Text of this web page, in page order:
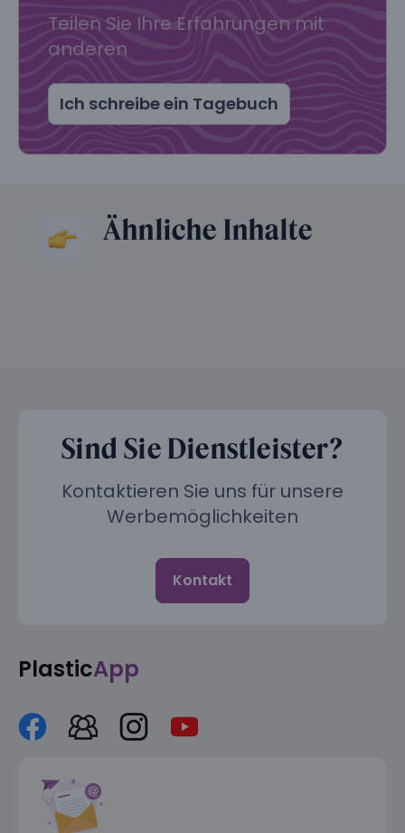
Teilen Sie Ihre Erfahrungen mit
anderen
Ich schreibe ein Tagebuch
Ähnliche Inhalte
Sind Sie Dienstleister?
Kontaktieren Sie uns für unsere
Werbemöglichkeiten
Kontakt
PlasticApp